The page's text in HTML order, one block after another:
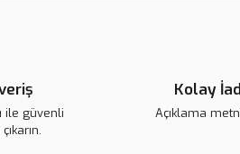
ile güvenli
Kolay
Açıklama